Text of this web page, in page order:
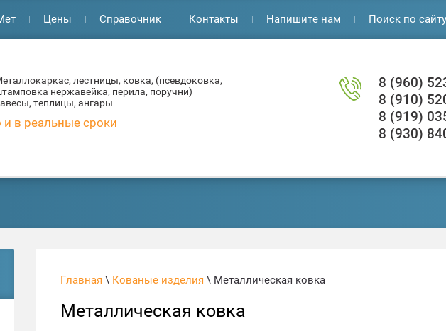
Цены Справочник Контакты Напишите нам Поиск по сайту
лестницы, ковка, (псевдоковка,
нержавейка, перила, поручни)
теплицы, ангары
в реальные сроки
8 (960)
8 (910)
8 (919)
8 (930)
Главная \ Кованые изделия \ Металлическая ковка
Металлическая ковка